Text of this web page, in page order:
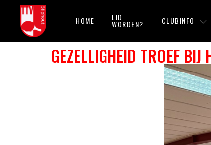
HOME LID
WORDEN? CLUBINFO
GEZELLIGHEID TROEF